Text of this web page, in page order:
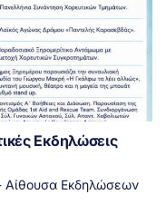
Εκδηλώσεις
Εκδηλώσεων